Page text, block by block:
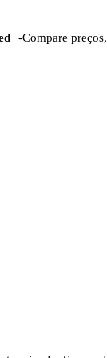
-Compare